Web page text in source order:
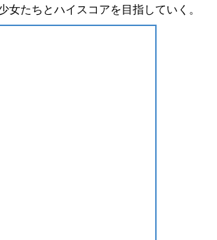
女たちとハイスコアを目指していく。